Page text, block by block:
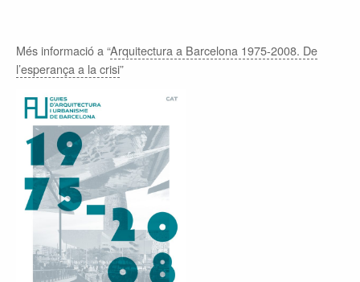
Més informació a “Arquitectura a Barcelona 1975-2008. De
l’esperança a la crisi”